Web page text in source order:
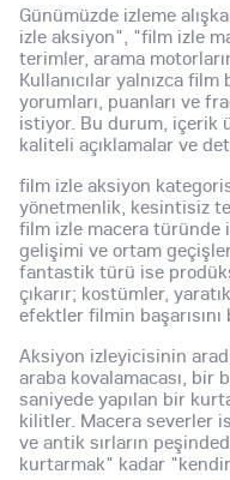
Günümüzde izleme
izle aksiyon", "film izle
terimler, arama
Kullanıcılar yalnızca
yorumları, puanları ve
istiyor. Bu durum, içerik
kaliteli açıklamalar ve
film izle aksiyon
yönetmenlik, kesintisiz
film izle macera türünde
gelişimi ve ortam
fantastik türü ise
çıkarır; kostümler,
efektler filmin başarısını
Aksiyon izleyicisinin
araba kovalamacası, bir
saniyede yapılan bir
kilitler. Macera severler
ve antik sırların
kurtarmak" kadar